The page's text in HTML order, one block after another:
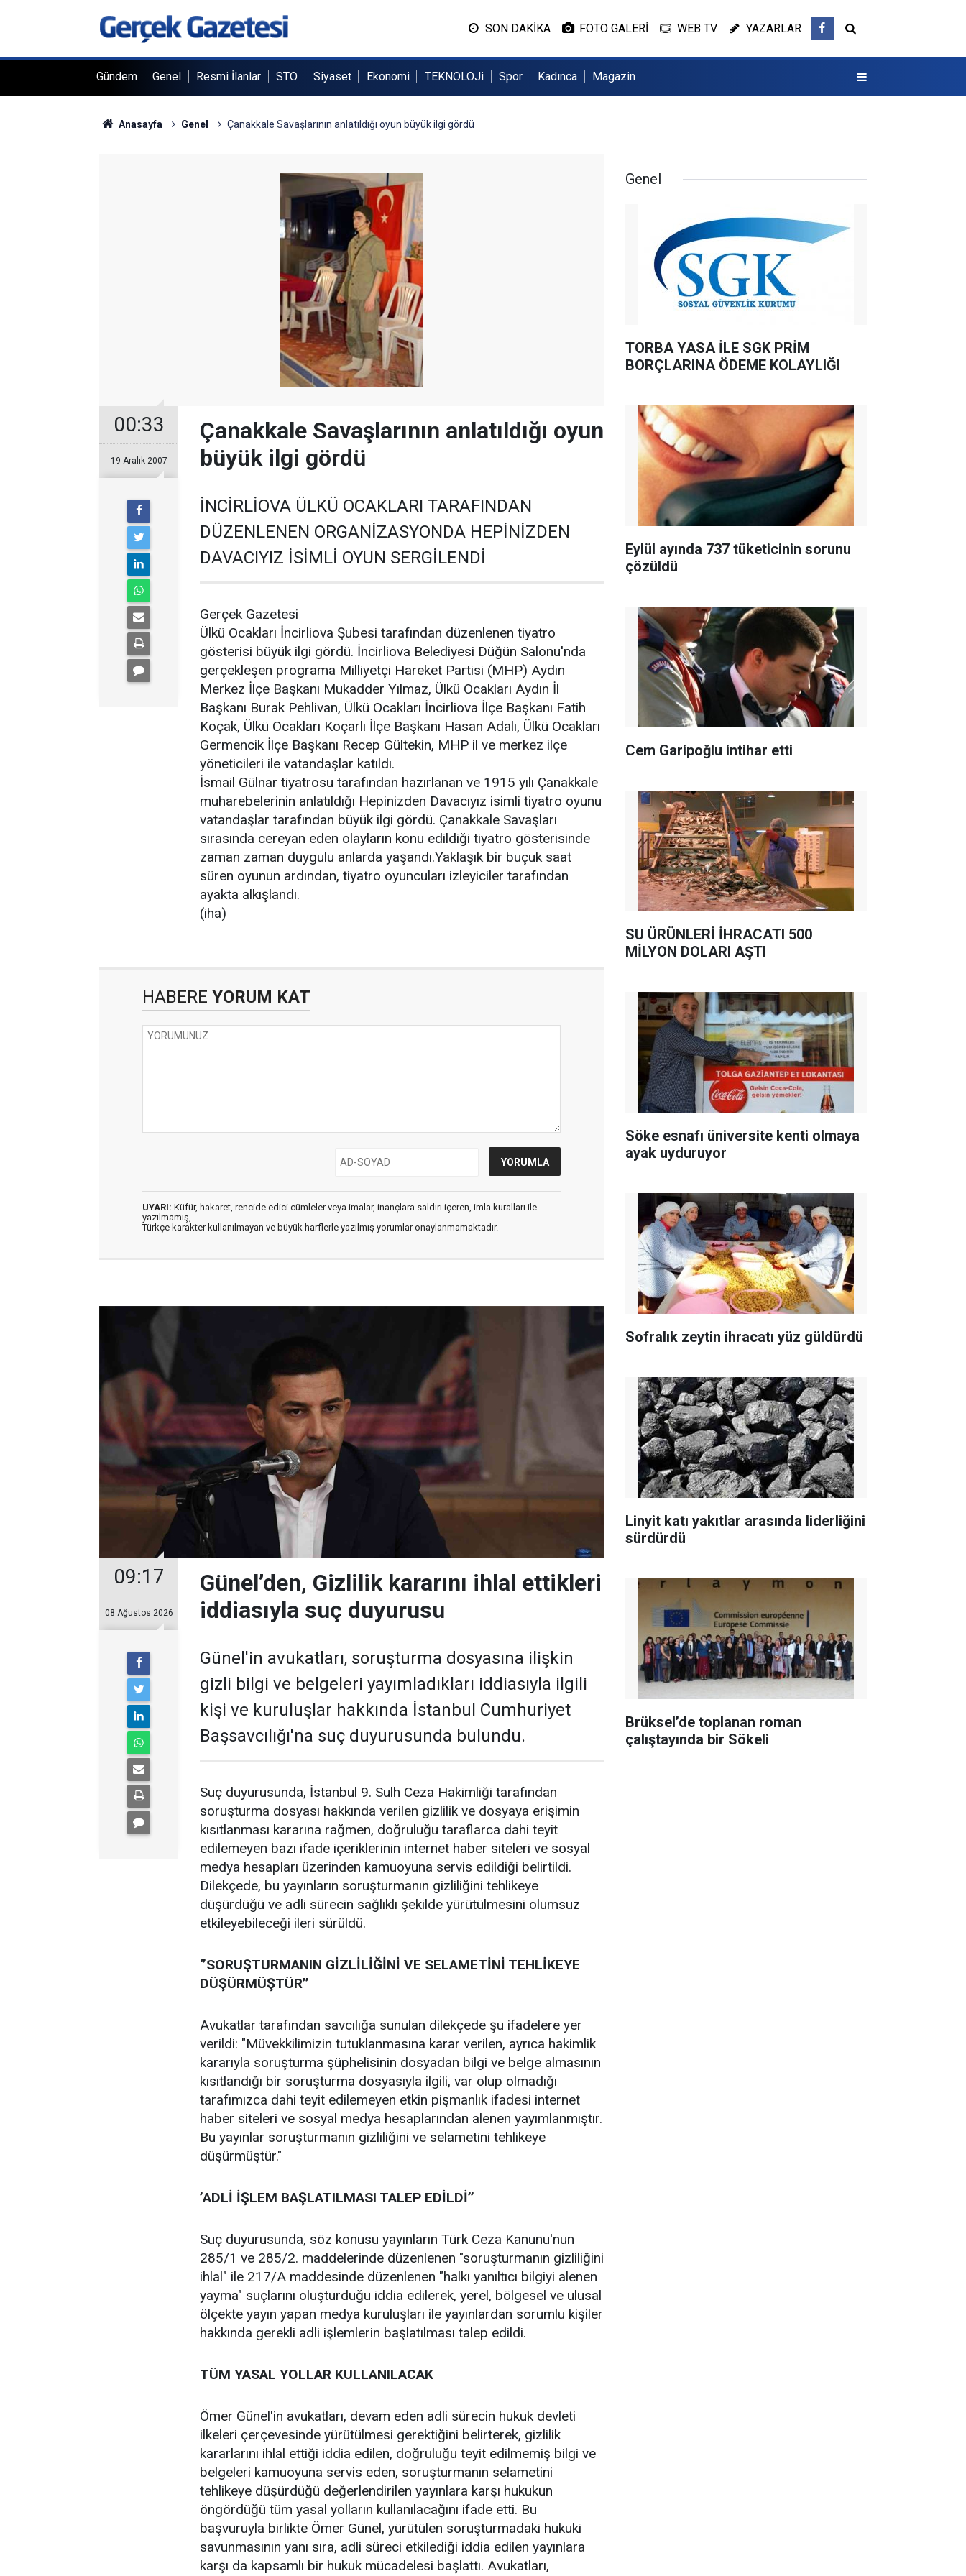
SON DAKİKA FOTO GALERİ WEB TV YAZARLAR
Gündem Genel Resmi İlanlar STO Siyaset Ekonomi TEKNOLOJi Spor Kadınca Magazin
Anasayfa Genel Çanakkale Savaşlarının anlatıldığı oyun büyük ilgi gördü
00:33
19 Aralık 2007
Çanakkale Savaşlarının anlatıldığı oyun
büyük ilgi gördü
İNCİRLİOVA ÜLKÜ OCAKLARI TARAFINDAN
DÜZENLENEN ORGANİZASYONDA HEPİNİZDEN
DAVACIYIZ İSİMLİ OYUN SERGİLENDİ
Gerçek Gazetesi
Ülkü Ocakları İncirliova Şubesi tarafından düzenlenen tiyatro
gösterisi büyük ilgi gördü. İncirliova Belediyesi Düğün Salonu'nda
gerçekleşen programa Milliyetçi Hareket Partisi (MHP) Aydın
Merkez İlçe Başkanı Mukadder Yılmaz, Ülkü Ocakları Aydın İl
Başkanı Burak Pehlivan, Ülkü Ocakları İncirliova İlçe Başkanı Fatih
Koçak, Ülkü Ocakları Koçarlı İlçe Başkanı Hasan Adalı, Ülkü Ocakları
Germencik İlçe Başkanı Recep Gültekin, MHP il ve merkez ilçe
yöneticileri ile vatandaşlar katıldı.
İsmail Gülnar tiyatrosu tarafından hazırlanan ve 1915 yılı Çanakkale
muharebelerinin anlatıldığı Hepinizden Davacıyız isimli tiyatro oyunu
vatandaşlar tarafından büyük ilgi gördü. Çanakkale Savaşları
sırasında cereyan eden olayların konu edildiği tiyatro gösterisinde
zaman zaman duygulu anlarda yaşandı.Yaklaşık bir buçuk saat
süren oyunun ardından, tiyatro oyuncuları izleyiciler tarafından
ayakta alkışlandı.
(iha)
HABERE YORUM KAT
UYARI: Küfür, hakaret, rencide edici cümleler veya imalar, inançlara saldırı içeren, imla kuralları ile
yazılmamış,
Türkçe karakter kullanılmayan ve büyük harflerle yazılmış yorumlar onaylanmamaktadır.
09:17
08 Ağustos 2026
Günel’den, Gizlilik kararını ihlal ettikleri
iddiasıyla suç duyurusu
Günel'in avukatları, soruşturma dosyasına ilişkin
gizli bilgi ve belgeleri yayımladıkları iddiasıyla ilgili
kişi ve kuruluşlar hakkında İstanbul Cumhuriyet
Başsavcılığı'na suç duyurusunda bulundu.
Suç duyurusunda, İstanbul 9. Sulh Ceza Hakimliği tarafından
soruşturma dosyası hakkında verilen gizlilik ve dosyaya erişimin
kısıtlanması kararına rağmen, doğruluğu taraflarca dahi teyit
edilemeyen bazı ifade içeriklerinin internet haber siteleri ve sosyal
medya hesapları üzerinden kamuoyuna servis edildiği belirtildi.
Dilekçede, bu yayınların soruşturmanın gizliliğini tehlikeye
düşürdüğü ve adli sürecin sağlıklı şekilde yürütülmesini olumsuz
etkileyebileceği ileri sürüldü.
‘’SORUŞTURMANIN GİZLİLİĞİNİ VE SELAMETİNİ TEHLİKEYE
DÜŞÜRMÜŞTÜR’’
Avukatlar tarafından savcılığa sunulan dilekçede şu ifadelere yer
verildi: "Müvekkilimizin tutuklanmasına karar verilen, ayrıca hakimlik
kararıyla soruşturma şüphelisinin dosyadan bilgi ve belge almasının
kısıtlandığı bir soruşturma dosyasıyla ilgili, var olup olmadığı
tarafımızca dahi teyit edilemeyen etkin pişmanlık ifadesi internet
haber siteleri ve sosyal medya hesaplarından alenen yayımlanmıştır.
Bu yayınlar soruşturmanın gizliliğini ve selametini tehlikeye
düşürmüştür."
’ADLİ İŞLEM BAŞLATILMASI TALEP EDİLDİ’’
Suç duyurusunda, söz konusu yayınların Türk Ceza Kanunu'nun
285/1 ve 285/2. maddelerinde düzenlenen "soruşturmanın gizliliğini
ihlal" ile 217/A maddesinde düzenlenen "halkı yanıltıcı bilgiyi alenen
yayma" suçlarını oluşturduğu iddia edilerek, yerel, bölgesel ve ulusal
ölçekte yayın yapan medya kuruluşları ile yayınlardan sorumlu kişiler
hakkında gerekli adli işlemlerin başlatılması talep edildi.
TÜM YASAL YOLLAR KULLANILACAK
Ömer Günel'in avukatları, devam eden adli sürecin hukuk devleti
ilkeleri çerçevesinde yürütülmesi gerektiğini belirterek, gizlilik
kararlarını ihlal ettiği iddia edilen, doğruluğu teyit edilmemiş bilgi ve
belgeleri kamuoyuna servis eden, soruşturmanın selametini
tehlikeye düşürdüğü değerlendirilen yayınlara karşı hukukun
öngördüğü tüm yasal yolların kullanılacağını ifade etti. Bu
başvuruyla birlikte Ömer Günel, yürütülen soruşturmadaki hukuki
savunmasının yanı sıra, adli süreci etkilediği iddia edilen yayınlara
karşı da kapsamlı bir hukuk mücadelesi başlattı. Avukatları,
Genel
TORBA YASA İLE SGK PRİM
BORÇLARINA ÖDEME KOLAYLIĞI
Eylül ayında 737 tüketicinin sorunu
çözüldü
Cem Garipoğlu intihar etti
SU ÜRÜNLERİ İHRACATI 500
MİLYON DOLARI AŞTI
Söke esnafı üniversite kenti olmaya
ayak uyduruyor
Sofralık zeytin ihracatı yüz güldürdü
Linyit katı yakıtlar arasında liderliğini
sürdürdü
Brüksel’de toplanan roman
çalıştayında bir Sökeli